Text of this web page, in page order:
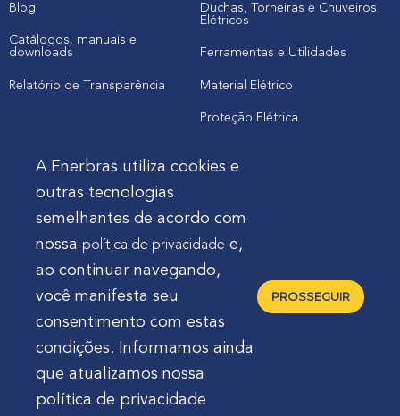
Blog
Catálogos, manuais e
downloads
Relatório de Transparência
Duchas, Torneiras e Chuveiros
Elétricos
Ferramentas e Utilidades
Material Elétrico
Proteção Elétrica
Cliente
Onde comprar produtos
Quero Enerbras na minha loja
Enerbras Materiais Elétricos Ltda.
A Enerbras utiliza cookies e
outras tecnologias
semelhantes de acordo com
nossa política de privacidade e,
ao continuar navegando,
você manifesta seu
consentimento com estas
condições. Informamos ainda
que atualizamos nossa
política de privacidade
PROSSEGUIR